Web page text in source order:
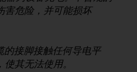
害危险，并可能损坏
的接脚接触任何导电平
其无法使用。